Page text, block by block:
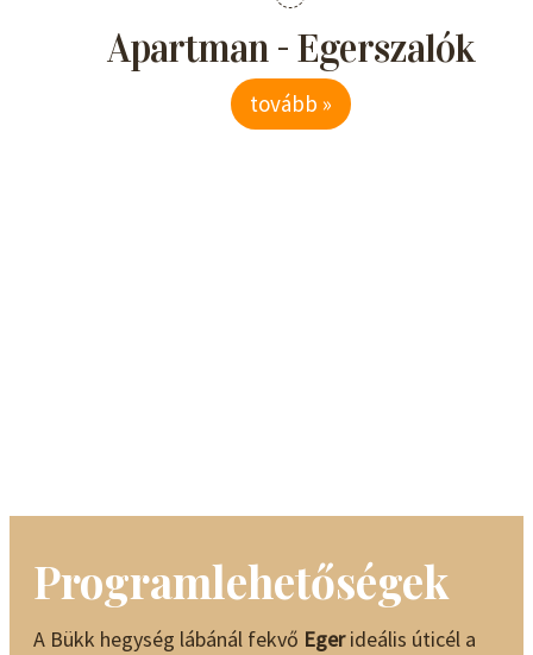
Apartman - Egerszalók
tovább »
Programlehetőségek
A Bükk hegység lábánál fekvő Egerideális úticél a